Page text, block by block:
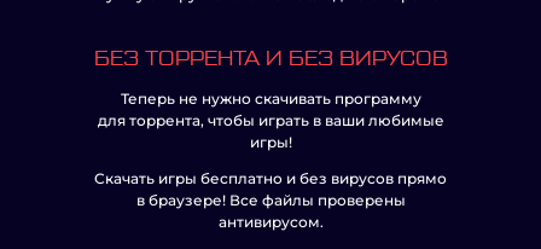
БЕЗ ТОРРЕНТА И БЕЗ ВИРУСОВ
Теперь не нужно скачивать программу
для торрента, чтобы играть в ваши любимые
игры!
Скачать игры бесплатно и без вирусов прямо
в браузере! Все файлы проверены
антивирусом.